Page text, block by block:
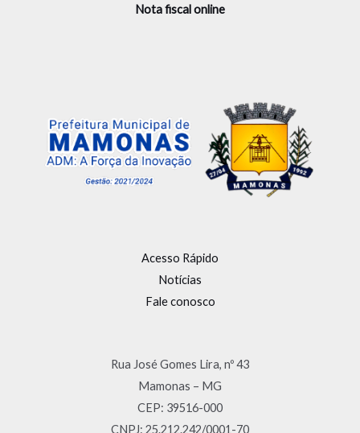
Nota fiscal online
Acesso Rápido
Notícias
Fale conosco
Rua José Gomes Lira, nº 43
Mamonas – MG
CEP: 39516-000
CNPJ: 25.212.242/0001-70